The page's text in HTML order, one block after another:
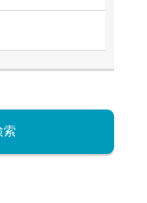
索